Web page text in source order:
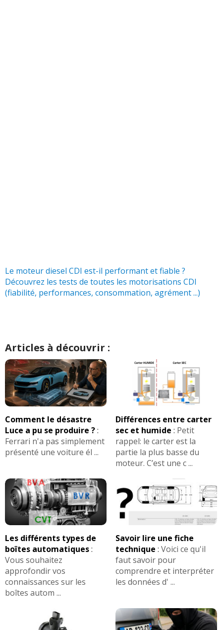
Le moteur diesel CDI est-il performant et fiable ?
Découvrez les tests de toutes les motorisations CDI
(fiabilité, performances, consommation, agrément ...)
Articles à découvrir :
Comment le désastre
Luce a pu se produire ?:
Ferrari n'a pas simplement
présenté une voiture él ...
Différences entre carter
sec et humide : Petit
rappel: le carter est la
partie la plus basse du
moteur. C’est une c ...
Les différents types de
boîtes automatiques:
Vous souhaitez
approfondir vos
connaissances sur les
boîtes autom ...
Savoir lire une fiche
technique : Voici ce qu'il
faut savoir pour
comprendre et interpréter
les données d' ...